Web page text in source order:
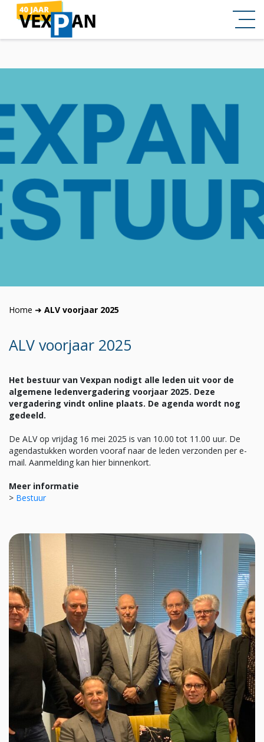
Home ➜ ALV voorjaar 2025
ALV voorjaar 2025
Het bestuur van Vexpan nodigt alle leden uit voor de
algemene ledenvergadering voorjaar 2025. Deze
vergadering vindt online plaats. De agenda wordt nog
gedeeld.
De ALV op vrijdag 16 mei 2025 is van 10.00 tot 11.00 uur. De
agendastukken worden vooraf naar de leden verzonden per e-
mail. Aanmelding kan hier binnenkort.
Meer informatie
> Bestuur